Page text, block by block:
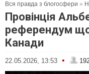
Вся правда з блогосфери »
Провінція
референдум
Канади
22.05.2026, 13:53 •